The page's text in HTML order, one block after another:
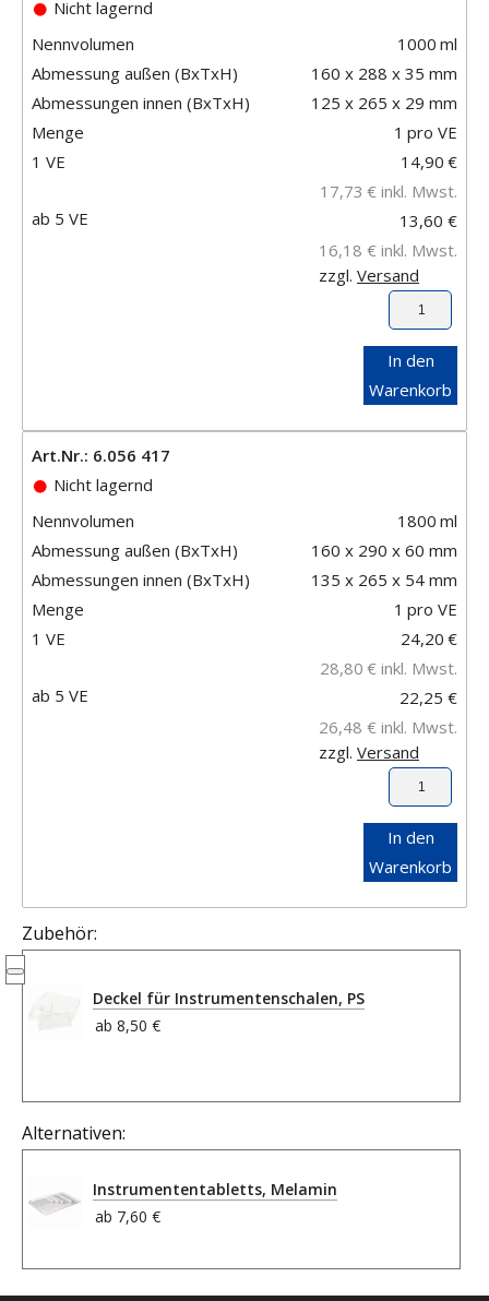
Nicht lagernd
Nennvolumen
1000 ml
Abmessung außen (BxTxH)
160 x 288 x 35 mm
Abmessungen innen (BxTxH)
125 x 265 x 29 mm
Menge
1 pro VE
1 VE
14,90 €
17,73 € inkl. Mwst.
ab 5 VE
13,60 €
16,18 € inkl. Mwst.
zzgl. Versand
In den
Warenkorb
Art.Nr.: 6.056 417
Nicht lagernd
Nennvolumen
1800 ml
Abmessung außen (BxTxH)
160 x 290 x 60 mm
Abmessungen innen (BxTxH)
135 x 265 x 54 mm
Menge
1 pro VE
1 VE
24,20 €
28,80 € inkl. Mwst.
ab 5 VE
22,25 €
26,48 € inkl. Mwst.
zzgl. Versand
In den
Warenkorb
Zubehör:
Deckel für Instrumentenschalen, PS
ab 8,50 €
Alternativen:
Instrumententabletts, Melamin
ab 7,60 €